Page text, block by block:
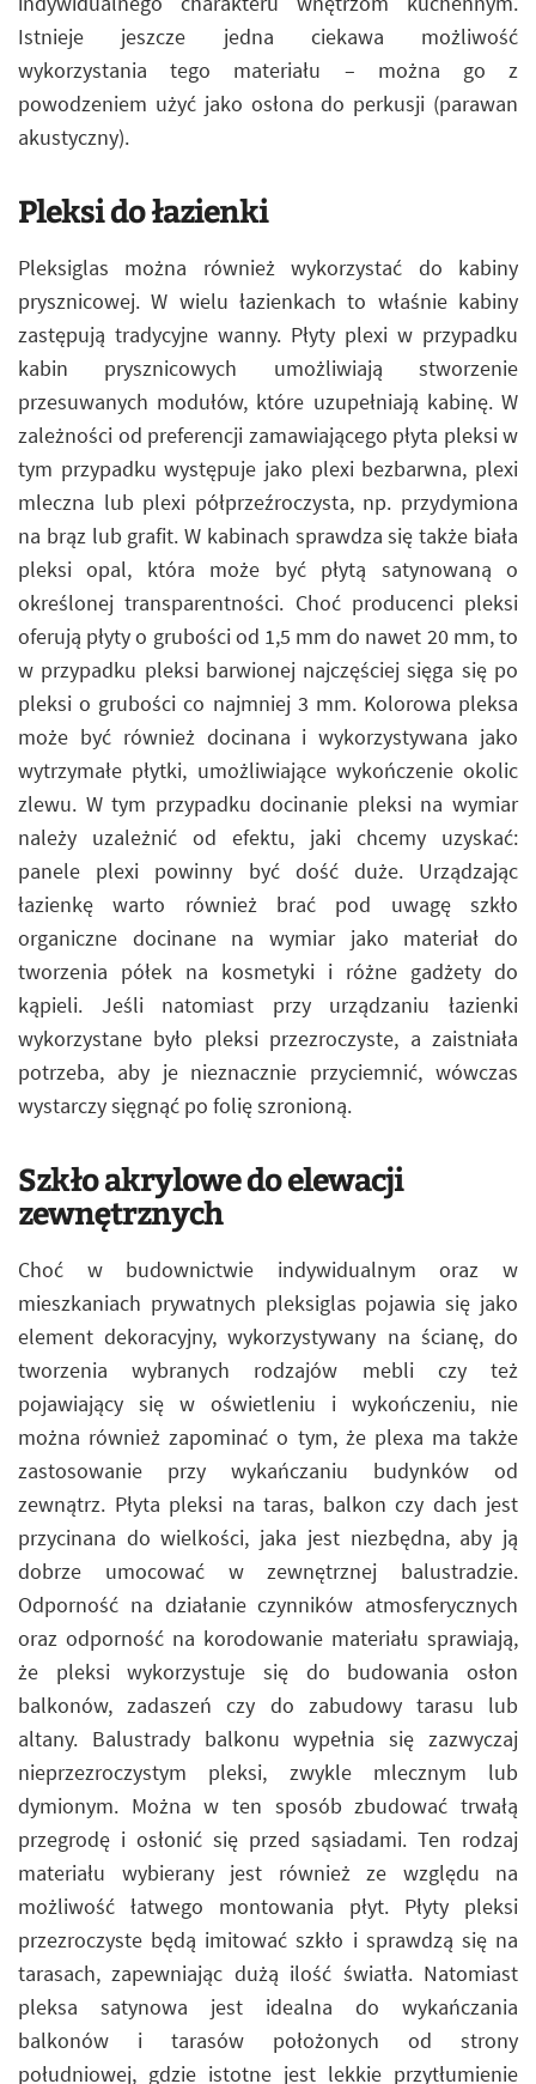
Istnieje jeszcze jedna ciekawa możliwość
wykorzystania tego materiału – można go z
powodzeniem użyć jako osłona do perkusji (parawan
akustyczny).
Pleksi do łazienki
Pleksiglas można również wykorzystać do kabiny
prysznicowej. W wielu łazienkach to właśnie kabiny
zastępują tradycyjne wanny. Płyty plexi w przypadku
kabin prysznicowych umożliwiają stworzenie
przesuwanych modułów, które uzupełniają kabinę. W
zależności od preferencji zamawiającego płyta pleksi w
tym przypadku występuje jako plexi bezbarwna, plexi
mleczna lub plexi półprzeźroczysta, np. przydymiona
na brąz lub grafit. W kabinach sprawdza się także biała
pleksi opal, która może być płytą satynowaną o
określonej transparentności. Choć producenci pleksi
oferują płyty o grubości od 1,5 mm do nawet 20 mm, to
w przypadku pleksi barwionej najczęściej sięga się po
pleksi o grubości co najmniej 3 mm. Kolorowa pleksa
może być również docinana i wykorzystywana jako
wytrzymałe płytki, umożliwiające wykończenie okolic
zlewu. W tym przypadku docinanie pleksi na wymiar
należy uzależnić od efektu, jaki chcemy uzyskać:
panele plexi powinny być dość duże. Urządzając
łazienkę warto również brać pod uwagę szkło
organiczne docinane na wymiar jako materiał do
tworzenia półek na kosmetyki i różne gadżety do
kąpieli. Jeśli natomiast przy urządzaniu łazienki
wykorzystane było pleksi przezroczyste, a zaistniała
potrzeba, aby je nieznacznie przyciemnić, wówczas
wystarczy sięgnąć po folię szronioną.
Szkło akrylowe do elewacji
zewnętrznych
Choć w budownictwie indywidualnym oraz w
mieszkaniach prywatnych pleksiglas pojawia się jako
element dekoracyjny, wykorzystywany na ścianę, do
tworzenia wybranych rodzajów mebli czy też
pojawiający się w oświetleniu i wykończeniu, nie
można również zapominać o tym, że plexa ma także
zastosowanie przy wykańczaniu budynków od
zewnątrz. Płyta pleksi na taras, balkon czy dach jest
przycinana do wielkości, jaka jest niezbędna, aby ją
dobrze umocować w zewnętrznej balustradzie.
Odporność na działanie czynników atmosferycznych
oraz odporność na korodowanie materiału sprawiają,
że pleksi wykorzystuje się do budowania osłon
balkonów, zadaszeń czy do zabudowy tarasu lub
altany. Balustrady balkonu wypełnia się zazwyczaj
nieprzezroczystym pleksi, zwykle mlecznym lub
dymionym. Można w ten sposób zbudować trwałą
przegrodę i osłonić się przed sąsiadami. Ten rodzaj
materiału wybierany jest również ze względu na
możliwość łatwego montowania płyt. Płyty pleksi
przezroczyste będą imitować szkło i sprawdzą się na
tarasach, zapewniając dużą ilość światła. Natomiast
pleksa satynowa jest idealna do wykańczania
balkonów i tarasów położonych od strony
południowej, gdzie istotne jest lekkie przytłumienie